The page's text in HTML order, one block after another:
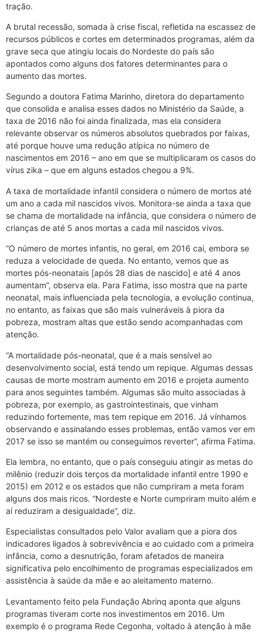
tração.
A brutal recessão, somada à crise fiscal, refletida na escassez de
recursos públicos e cortes em determinados programas, além da
grave seca que atingiu locais do Nordeste do país são
apontados como alguns dos fatores determinantes para o
aumento das mortes.
Segundo a doutora Fatima Marinho, diretora do departamento
que consolida e analisa esses dados no Ministério da Saúde, a
taxa de 2016 não foi ainda finalizada, mas ela considera
relevante observar os números absolutos quebrados por faixas,
até porque houve uma redução atípica no número de
nascimentos em 2016 – ano em que se multiplicaram os casos do
vírus zika – que em alguns estados chegou a 9%.
A taxa de mortalidade infantil considera o número de mortos até
um ano a cada mil nascidos vivos. Monitora-se ainda a taxa que
se chama de mortalidade na infância, que considera o número de
crianças de até 5 anos mortas a cada mil nascidos vivos.
“O número de mortes infantis, no geral, em 2016 cai, embora se
reduza a velocidade de queda. No entanto, vemos que as
mortes pós-neonatais [após 28 dias de nascido] e até 4 anos
aumentam”, observa ela. Para Fatima, isso mostra que na parte
neonatal, mais influenciada pela tecnologia, a evolução continua,
no entanto, as faixas que são mais vulneráveis à piora da
pobreza, mostram altas que estão sendo acompanhadas com
atenção.
“A mortalidade pós-neonatal, que é a mais sensível ao
desenvolvimento social, está tendo um repique. Algumas dessas
causas de morte mostram aumento em 2016 e projeta aumento
para anos seguintes também. Algumas são muito associadas à
pobreza, por exemplo, as gastrointestinais, que vinham
reduzindo fortemente, mas tem repique em 2016. Já vínhamos
observando e assinalando esses problemas, então vamos ver em
2017 se isso se mantém ou conseguimos reverter”, afirma Fatima.
Ela lembra, no entanto, que o país conseguiu atingir as metas do
milênio (reduzir dois terços da mortalidade infantil entre 1990 e
2015) em 2012 e os estados que não cumpriram a meta foram
alguns dos mais ricos. “Nordeste e Norte cumpriram muito além e
aí reduziram a desigualdade”, diz.
Especialistas consultados pelo Valor avaliam que a piora dos
indicadores ligados à sobrevivência e ao cuidado com a primeira
infância, como a desnutrição, foram afetados de maneira
significativa pelo encolhimento de programas especializados em
assistência à saúde da mãe e ao aleitamento materno.
Levantamento feito pela Fundação Abrinq aponta que alguns
programas tiveram corte nos investimentos em 2016. Um
exemplo é o programa Rede Cegonha, voltado à atenção à mãe